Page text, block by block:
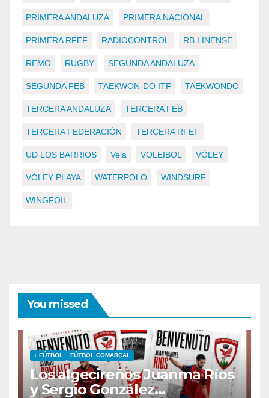
PRIMERA ANDALUZA PRIMERA NACIONAL
PRIMERA RFEF RADIOCONTROL RB LINENSE
REMO RUGBY SEGUNDA ANDALUZA
SEGUNDA FEB TAEKWON-DO ITF TAEKWONDO
TERCERA ANDALUZA TERCERA FEB
TERCERA FEDERACIÓN TERCERA RFEF
UD LOS BARRIOS Vela VOLEIBOL VÓLEY
VÓLEY PLAYA WATERPOLO WINDSURF
WINGFOIL
You missed
+ FÚTBOL FÚTBOL COMARCAL
Los algecireños Juanma Ríos
y Sergio González